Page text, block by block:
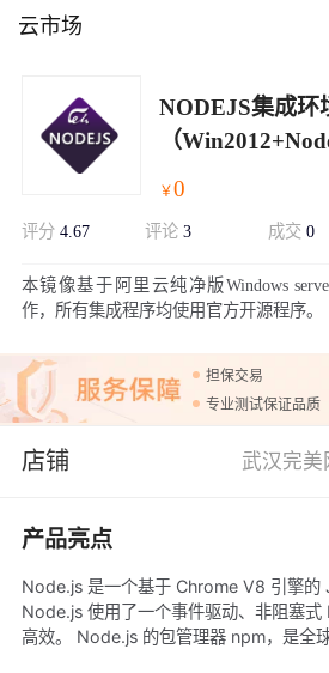
云市场
NODEJS集成环
（
￥0
评分 4.67 评论 3 成交 0
本镜像基于阿里云纯净版Windows
作，所有集成程序均使用官方开源程序。
担保交易
专业测试保证品质
店铺 武汉完美
产品亮点
Node.js 是一个基于 Chrome V8 引擎的
Node.js 使用了一个事件驱动、非阻塞式
高效。 Node.js 的包管理器 npm，是全球最大的开源库生态系